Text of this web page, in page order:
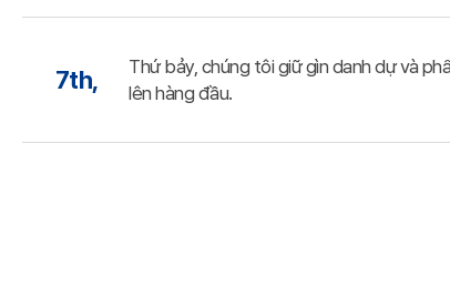
7th,
Thứ bảy, chúng tôi giữ gìn danh dự và
lên hàng đầu.